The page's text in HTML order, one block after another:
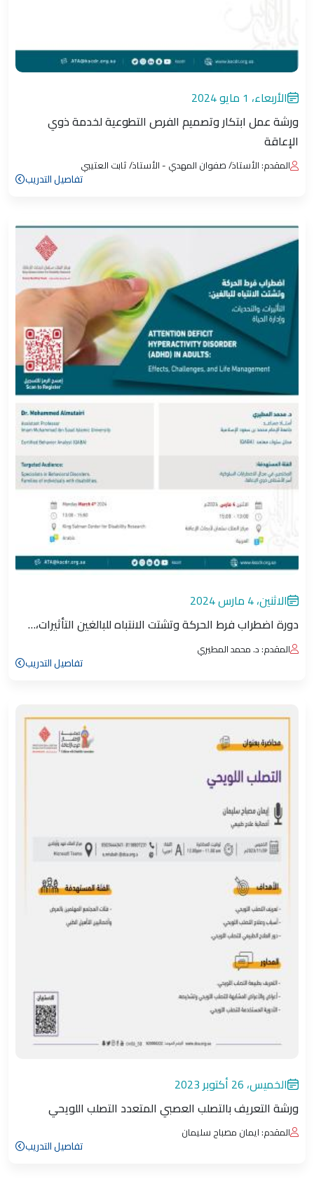
الأربعاء، 1 مايو 2024
ورشة عمل ابتكار وتصميم الفرص التطوعية لخدمة ذوي
الإعاقة
المقدم: الأستاذ/ صفوان المهدي - الأستاذ/ ثابت العتيبي
تفاصيل التدريب
الاثنين، 4 مارس 2024
دورة اضطراب فرط الحركة وتشتت الانتباه للبالغين التأثيرات،…
المقدم: د. محمد المطيري
تفاصيل التدريب
الخميس، 26 أكتوبر 2023
ورشة التعريف بالتصلب العصبي المتعدد التصلب اللويحي
المقدم: ايمان مصباح سليمان
تفاصيل التدريب